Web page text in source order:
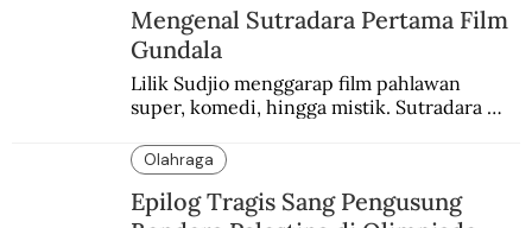
Mengenal Sutradara Pertama Film
Gundala
Lilik Sudjio menggarap film pahlawan
super, komedi, hingga mistik. Sutradara
Olahraga
Epilog Tragis Sang Pengusung